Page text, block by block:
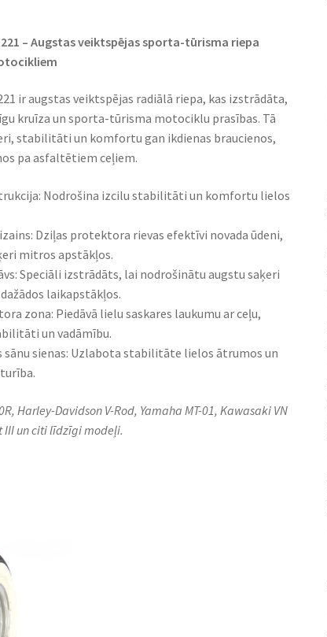
– Augstas veiktspējas sporta-tūrisma riepa
ir augstas veiktspējas radiālā riepa, kas izstrādāta,
kruīza un sporta-tūrisma motociklu prasības. Tā
stabilitāti un komfortu gan ikdienas braucienos,
pa asfaltētiem ceļiem.
Nodrošina izcilu stabilitāti un komfortu lielos
Dziļas protektora rievas efektīvi novada ūdeni,
mitros apstākļos.
Speciāli izstrādāts, lai nodrošinātu augstu saķeri
laikapstākļos.
zona: Piedāvā lielu saskares laukumu ar ceļu,
un vadāmību.
sānu sienas: Uzlabota stabilitāte lielos ātrumos un
Harley-Davidson V-Rod, Yamaha MT-01, Kawasaki VN
III un citi līdzīgi modeļi.